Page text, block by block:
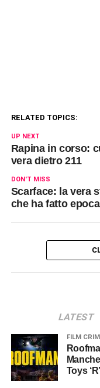
RELATED TOPICS:
UP NEXT
Rapina in corso:
vera dietro 211
DON'T MISS
Scarface: la vera
che ha fatto epoca
LATEST
FILM
Roofman: la vera storia di Jeffrey
Toys